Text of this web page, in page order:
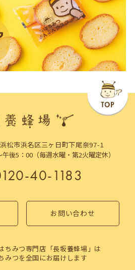
松市浜名区三ヶ日町下尾奈97-1
後5：00（毎週水曜・第2火曜定休）
40-1183
お問い合わせ
ちみつ専門店「長坂養蜂場」は
みつを全国にお届けします